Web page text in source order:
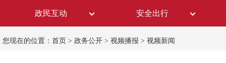
政民互动 安全出行
您现在的位置： 首页 > 政务公开 > 视频播报 > 视频新闻